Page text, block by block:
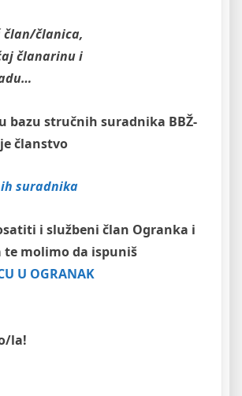
član/članica,
članarinu i
bazu stručnih suradnika BBŽ-
članstvo
suradnika
i službeni član Ogranka i
te molimo da ispuniš
U OGRANAK
la!